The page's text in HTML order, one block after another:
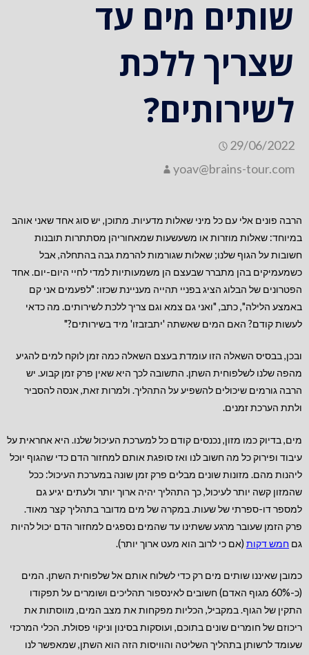
שותים מים עד
שצריך ללכת
לשירותים?
29/06/2022
yoav@brains-tour.com
הרבה פונים אלי עם כל מיני שאלות מדעיות. מתוכן, יש סוג אחד שאני אוהב
במיוחד: שאלות מוזרות או משעשעות שמאחוריהן מסתתרות תובנות
חשובות על הגוף שלנו; שאלות שגורמות להרמת גבה בהתחלה, אבל
כשמעמיקים בהן מתברר שבעצם הן משמעותיות למדי לחיי היום-יום. אחד
הפטרונים של הבלוג הציג בפניי תהייה מעניינת שכזו: "לפעמים אני קם
באמצע הלילה", כתב, "ואני גם צמא וגם צריך ללכת לשירותים. מה כדאי
לעשות קודם? האם המים שאשתה 'יתבזבזו' מיד בשירותים?"
ובכן, בבסיס השאלה הזו עומדת בעצם השאלה כמה זמן לוקח למים להגיע
מהפה שלנו לשלפוחית השתן. התשובה לכך היא שאין פרק זמן קבוע. יש
הרבה גורמים שיכולים להשפיע על התהליך. ולמרות זאת, אנסה להסביר
ולתת הערכת זמנים.
מים, בדיוק כמו מזון, נכנסים קודם כל למערכת העיכול שלנו. היא אחראית על
עיבוד ופירוק כל מה חשוב לנו ואז סופגת אותם למחזור הדם כדי שהגוף יוכל
ליהנות מהם. מזונות שונים מבלים פרק זמן שונה במערכת העיכול: ככל
שהמזון קשה יותר לעיכול, כך התהליך יהיה ארוך יותר ולעתים יגיע גם
למספר דו-ספרתי של שעות. במקרה של מים מדובר בתהליך קצר מאוד.
פרק הזמן שעובר מרגע ששתינו עד שהמים נספגים למחזור הדם יכול להיות
גם חמש דקות (אם כי לרוב הוא מעט ארוך יותר).
כמובן שאיננו שותים מים רק כדי לשלוח אותם אל שלפוחית השתן. המים
(כ-60% מגוף האדם) חשובים לאינספור תהליכים ושומרים על תפקודו
התקין של הגוף. במקביל, הכליות מפקחות את מצב המים, מווסתות את
ריכוזם של חומרים שונים בתוכם, ועוסקות בסינון וניקוי פסולת. הכלי המרכזי
שעומד לרשותן בתהליך השליטה והוויסות הזה הוא השתן, שמאפשר לנו